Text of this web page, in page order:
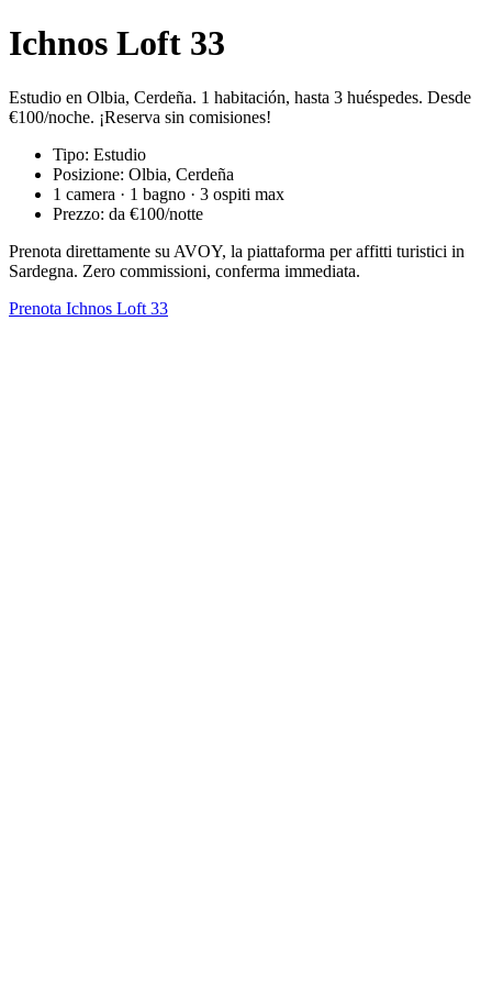
Ichnos Loft 33
Estudio en Olbia, Cerdeña. 1 habitación, hasta 3 huéspedes. Desde
€100/noche. ¡Reserva sin comisiones!
Tipo: Estudio
Posizione: Olbia, Cerdeña
1 camera · 1 bagno · 3 ospiti max
Prezzo: da €100/notte
Prenota direttamente su AVOY, la piattaforma per affitti turistici in
Sardegna. Zero commissioni, conferma immediata.
Prenota Ichnos Loft 33